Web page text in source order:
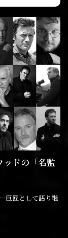
ドの「名監
巨匠として語り継